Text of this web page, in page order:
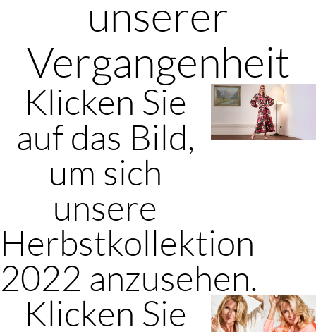
unserer
Vergangenheit
Klicken Sie
auf das Bild,
um sich
unsere
Herbstkollektion
2022 anzusehen.
Klicken Sie